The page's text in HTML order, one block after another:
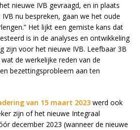
nieuwe IVB gevraagd, en in plaats
nu bespreken, gaan we het oude
Het lijkt een gemiste kans dat
is in de analyses en ontwikkeling
zijn voor het nieuwe IVB. Leefbaar 3B
de werkelijke reden van de
bezettingsprobleem aan ten
van 15 maart 2023 werd ook
zijn of het nieuwe Integraal
december 2023 (wanneer de nieuwe